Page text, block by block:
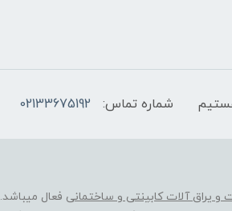
شماره تماس: 02133675192
و یراق آلات کابینتی و ساختمانی فعال میباشد.